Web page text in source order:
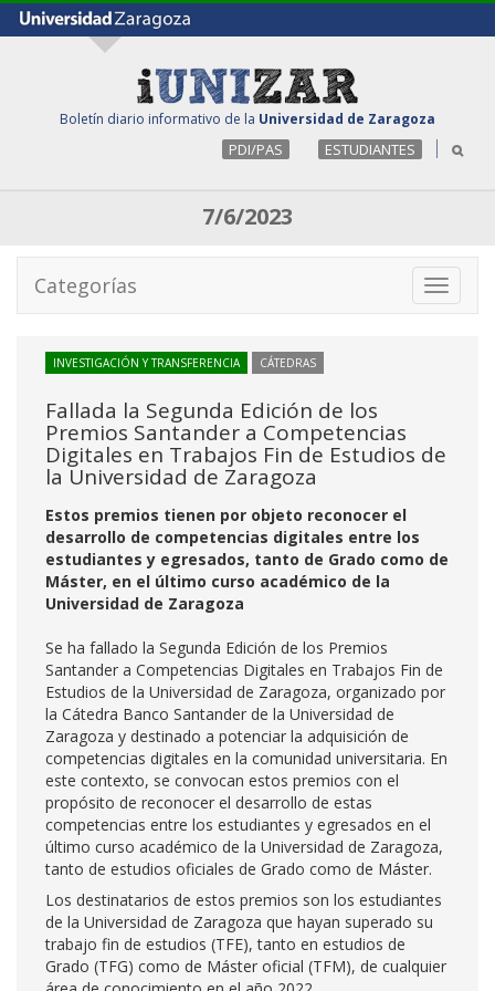
Boletín diario informativo de la Universidad de Zaragoza
PDI/PAS ESTUDIANTES
7/6/2023
Toggle
Categorías
INVESTIGACIÓN Y TRANSFERENCIA CÁTEDRAS
Fallada la Segunda Edición de los
Premios Santander a Competencias
Digitales en Trabajos Fin de Estudios de
la Universidad de Zaragoza
Estos premios tienen por objeto reconocer el
desarrollo de competencias digitales entre los
estudiantes y egresados, tanto de Grado como de
Máster, en el último curso académico de la
Universidad de Zaragoza
Se ha fallado la Segunda Edición de los Premios
Santander a Competencias Digitales en Trabajos Fin de
Estudios de la Universidad de Zaragoza, organizado por
la Cátedra Banco Santander de la Universidad de
Zaragoza y destinado a potenciar la adquisición de
competencias digitales en la comunidad universitaria. En
este contexto, se convocan estos premios con el
propósito de reconocer el desarrollo de estas
competencias entre los estudiantes y egresados en el
último curso académico de la Universidad de Zaragoza,
tanto de estudios oficiales de Grado como de Máster.
Los destinatarios de estos premios son los estudiantes
de la Universidad de Zaragoza que hayan superado su
trabajo fin de estudios (TFE), tanto en estudios de
Grado (TFG) como de Máster oficial (TFM), de cualquier